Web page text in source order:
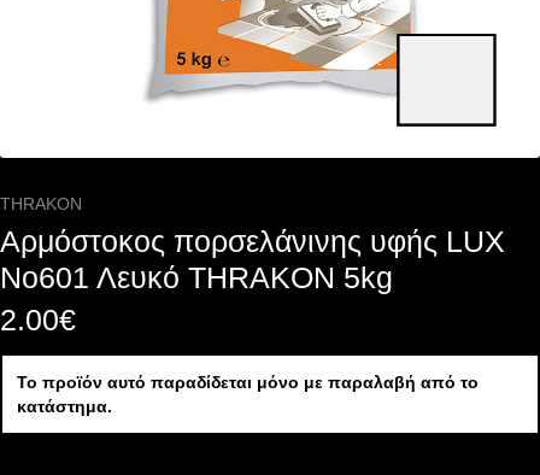
THRAKON
Αρμόστοκος πορσελάνινης υφής LUX
Nο601 Λευκό THRAKON 5kg
2.00€
Το προϊόν αυτό παραδίδεται μόνο με παραλαβή από το
κατάστημα.